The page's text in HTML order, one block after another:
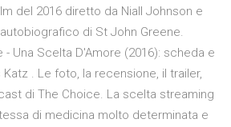
del 2016 diretto da Niall Johnson e
di St John Greene.
- Una Scelta D'Amore (2016): scheda e
. Le foto, la recensione, il trailer,
di The Choice. La scelta streaming
di medicina molto determinata e